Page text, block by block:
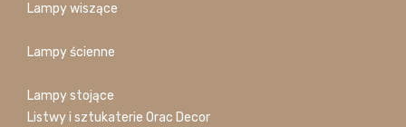
Lampy wiszące
Lampy ścienne
Lampy stojące
Listwy i sztukaterie Orac Decor